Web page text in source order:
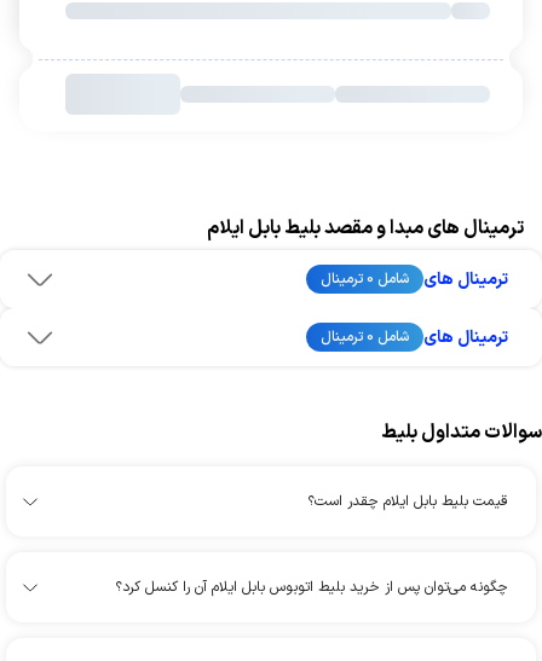
ترمینال های مبدا و مقصد بلیط بابل ایلام
ترمینال های شامل 0 ترمینال
ترمینال های شامل 0 ترمینال
سوالات متداول بلیط
قیمت بلیط بابل ایلام چقدر است؟
چگونه می‌توان پس از خرید بلیط اتوبوس بابل ایلام آن را کنسل کرد؟